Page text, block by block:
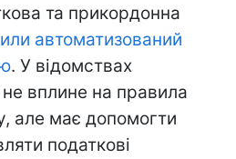
та прикордонна
автоматизований
. У відомствах
вплине на правила
але має допомогти
податкові